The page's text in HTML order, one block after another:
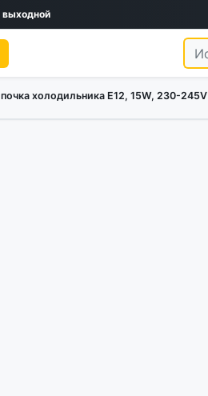
выходной
холодильника E12, 15W, 230-245V